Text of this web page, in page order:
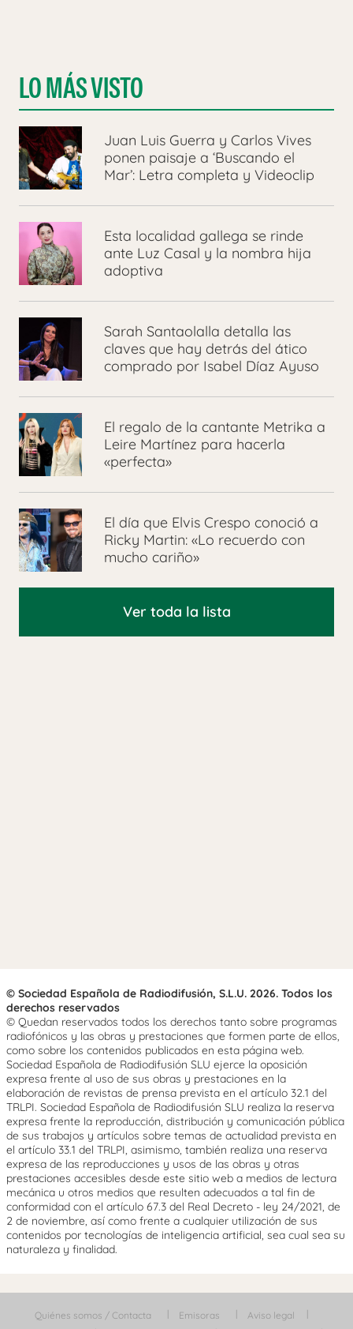
LO MÁS VISTO
Juan Luis Guerra y Carlos Vives
ponen paisaje a ‘Buscando el
Mar’: Letra completa y Videoclip
Esta localidad gallega se rinde
ante Luz Casal y la nombra hija
adoptiva
Sarah Santaolalla detalla las
claves que hay detrás del ático
comprado por Isabel Díaz Ayuso
El regalo de la cantante Metrika a
Leire Martínez para hacerla
«perfecta»
El día que Elvis Crespo conoció a
Ricky Martin: «Lo recuerdo con
mucho cariño»
Ver toda la lista
© Sociedad Española de Radiodifusión, S.L.U. 2026. Todos los
derechos reservados
© Quedan reservados todos los derechos tanto sobre programas
radiofónicos y las obras y prestaciones que formen parte de ellos,
como sobre los contenidos publicados en esta página web.
Sociedad Española de Radiodifusión SLU ejerce la oposición
expresa frente al uso de sus obras y prestaciones en la
elaboración de revistas de prensa prevista en el artículo 32.1 del
TRLPI. Sociedad Española de Radiodifusión SLU realiza la reserva
expresa frente la reproducción, distribución y comunicación pública
de sus trabajos y artículos sobre temas de actualidad prevista en
el artículo 33.1 del TRLPI, asimismo, también realiza una reserva
expresa de las reproducciones y usos de las obras y otras
prestaciones accesibles desde este sitio web a medios de lectura
mecánica u otros medios que resulten adecuados a tal fin de
conformidad con el artículo 67.3 del Real Decreto - ley 24/2021, de
2 de noviembre, así como frente a cualquier utilización de sus
contenidos por tecnologías de inteligencia artificial, sea cual sea su
naturaleza y finalidad.
Quiénes somos / Contacta Emisoras
Aviso legal